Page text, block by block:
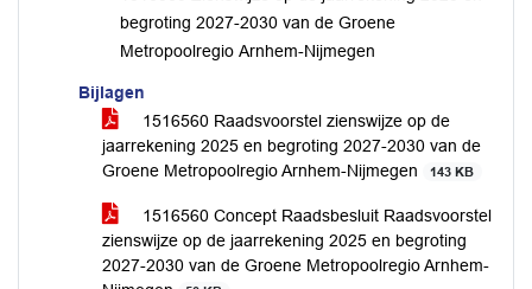
begroting 2027-2030 van de Groene
Metropoolregio Arnhem-Nijmegen
Bijlagen
1516560 Raadsvoorstel zienswijze op de
jaarrekening 2025 en begroting 2027-2030 van de
Groene Metropoolregio Arnhem-Nijmegen
143 KB
1516560 Concept Raadsbesluit Raadsvoorstel
zienswijze op de jaarrekening 2025 en begroting
2027-2030 van de Groene Metropoolregio Arnhem-